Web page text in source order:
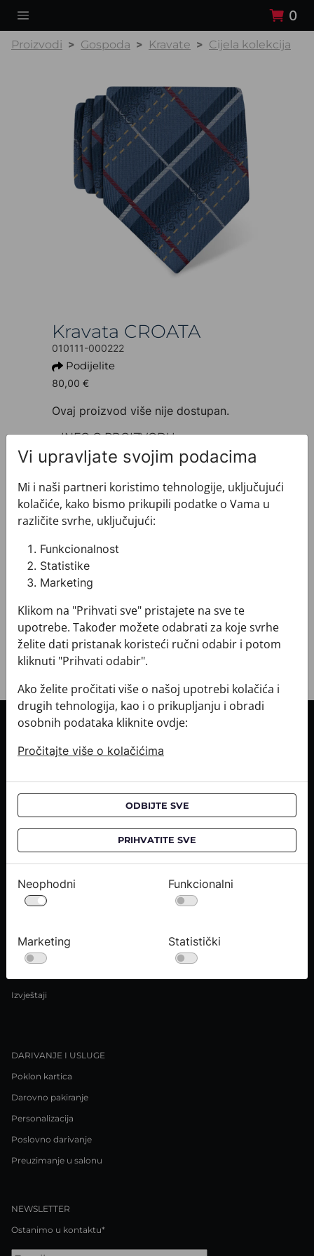
0
Proizvodi Gospoda Kravate Cijela kolekcija
Kravata CROATA
010111-000222
Podijelite
80,00 €
Ovaj proizvod više nije dostupan.
+ INFO O PROIZVODU
Dezen: Tematski
Motiv: Narodni vez
Boja: Plava
Proizvod: Kravata
Veličina: Standardna 8 cm
Brand: CROATA
Sirovinski sastav : Svila 100%
+ MATERIJAL I ODRŽAVANJE
+ DOSTAVA
+ POVRATI I ZAMJENE
INFORMACIJE O KUPNJI
Informacije o dostavi
CROATA saloni
O NAMA
Kontaktirajte nas
Karijere
Uvjeti kupnje
Izvještaji
DARIVANJE I USLUGE
Poklon kartica
Darovno pakiranje
Personalizacija
Poslovno darivanje
Preuzimanje u salonu
NEWSLETTER
Ostanimo u kontaktu*
Vi upravljate svojim podacima
Mi i naši partneri koristimo tehnologije, uključujući
kolačiće, kako bismo prikupili podatke o Vama u
različite svrhe, uključujući:
Funkcionalnost
Statistike
Marketing
Klikom na "Prihvati sve" pristajete na sve te
upotrebe. Također možete odabrati za koje svrhe
želite dati pristanak koristeći ručni odabir i potom
kliknuti "Prihvati odabir".
Ako želite pročitati više o našoj upotrebi kolačića i
drugih tehnologija, kao i o prikupljanju i obradi
osobnih podataka kliknite ovdje:
Pročitajte više o kolačićima
ODBIJTE SVE
PRIHVATITE SVE
Neophodni Funkcionalni
Marketing Statistički